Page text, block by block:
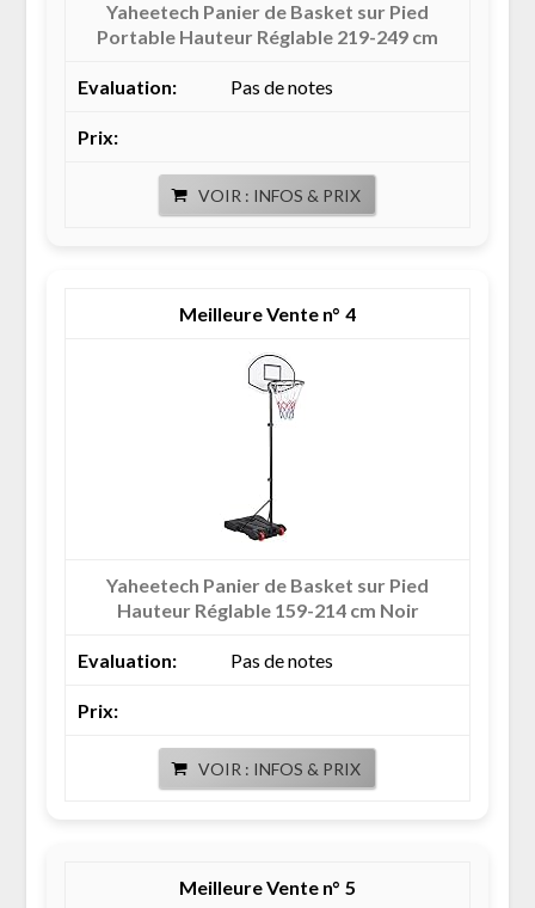
Yaheetech Panier de Basket sur Pied
Portable Hauteur Réglable 219-249 cm
Pas de notes
VOIR : INFOS & PRIX
4
Yaheetech Panier de Basket sur Pied
Hauteur Réglable 159-214 cm Noir
Pas de notes
VOIR : INFOS & PRIX
5